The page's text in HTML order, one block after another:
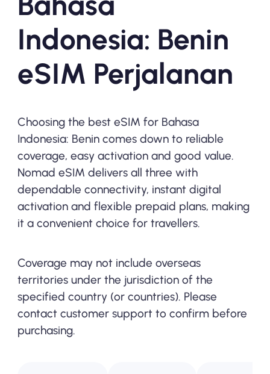
Indonesia: Benin
eSIM Perjalanan
Choosing the best eSIM for Bahasa
Indonesia: Benin comes down to reliable
coverage, easy activation and good value.
Nomad eSIM delivers all three with
dependable connectivity, instant digital
activation and flexible prepaid plans, making
it a convenient choice for travellers.
Coverage may not include overseas
territories under the jurisdiction of the
specified country (or countries). Please
contact customer support to confirm before
purchasing.